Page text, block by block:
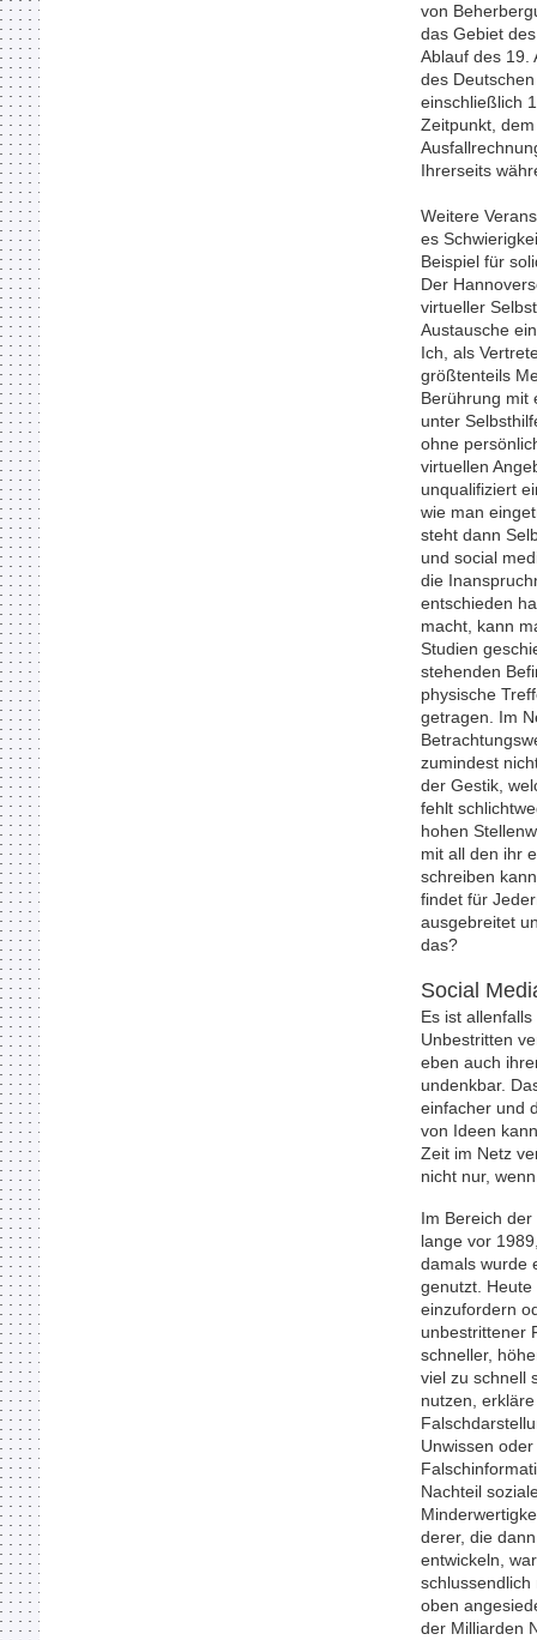
von
das Gebiet
Ablauf des 19.
des
einschließlich
Zeitpunkt,
Ihrerseits
Weitere
es
Beispiel für
Der
virtueller
Austausche
Ich, als
größtenteils
Berührung mit
unter
ohne
virtuellen
unqualifiziert
wie man
steht dann
und social
die
entschieden
macht, kann
Studien
stehenden
physische
getragen. Im
zumindest
der Gestik,
fehlt
hohen
mit all den ihr
schreiben
findet für
ausgebreitet
das?
Social
Es ist
Unbestritten
eben auch
undenkbar.
einfacher und
von Ideen
Zeit im Netz
nicht nur,
Im Bereich
lange vor
damals wurde
genutzt.
einzufordern
unbestrittener
schneller,
viel zu schnell
nutzen,
Unwissen
Nachteil
derer, die
entwickeln,
oben
der Milliarden